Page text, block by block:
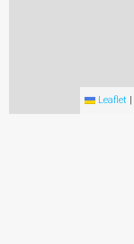
Leaflet |